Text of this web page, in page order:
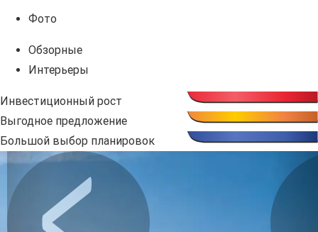
Фото
Обзорные
Интерьеры
Инвестиционный рост
Выгодное предложение
Большой выбор планировок